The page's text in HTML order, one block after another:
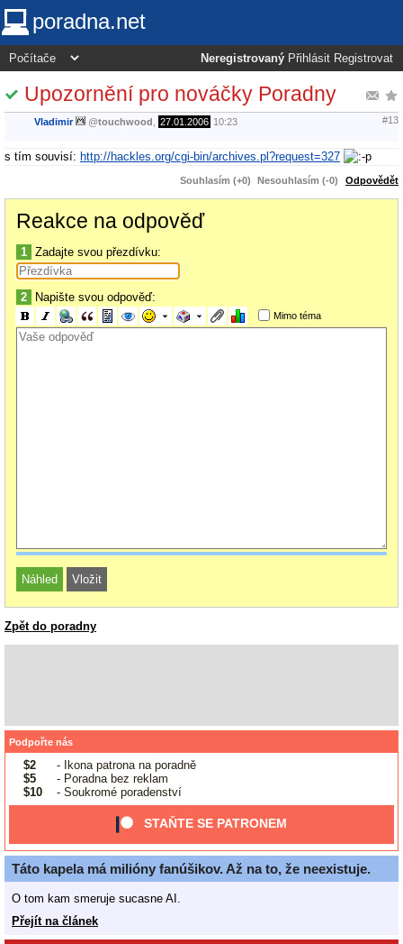
poradna.net
Neregistrovaný Přihlásit Registrovat
Upozornění pro nováčky Poradny
Vladimir @touchwood 27.01.2006 10:23 #13
s tím souvisí: http://hackles.org/cgi-bin/archives.pl?request=327
Souhlasím (+0) Nesouhlasím (-0) Odpovědět
Reakce na odpověď
1 Zadajte svou přezdívku:
2 Napište svou odpověď:
Mimo téma
Zpět do poradny
Podpořte nás
$2
- Ikona patrona na poradně
$5
- Poradna bez reklam
$10
- Soukromé poradenství
STAŇTE SE PATRONEM
Táto kapela má milióny fanúšikov. Až na to, že neexistuje.
O tom kam smeruje sucasne AI.
Přejít na článek